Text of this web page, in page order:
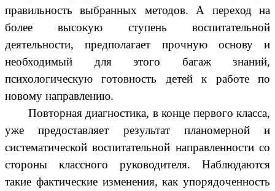
правильность выбранных методов. А переход на
более высокую ступень воспитательной
деятельности, предполагает прочную основу и
необходимый для этого багаж знаний,
психологическую готовность детей к работе по
новому направлению.
Повторная диагностика, в конце первого класса,
уже предоставляет результат планомерной и
систематической воспитательной направленности со
стороны классного руководителя. Наблюдаются
такие фактические изменения, как упорядоченность